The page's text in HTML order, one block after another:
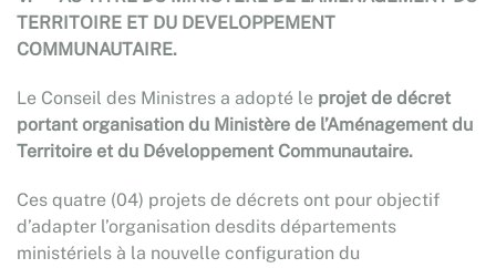
TERRITOIRE ET DU DEVELOPPEMENT
COMMUNAUTAIRE.
Le Conseil des Ministres a adopté le projet de décret
portant organisation du Ministère de l’Aménagement du
Territoire et du Développement Communautaire.
Ces quatre (04) projets de décrets ont pour objectif
d’adapter l’organisation desdits départements
ministériels à la nouvelle configuration du